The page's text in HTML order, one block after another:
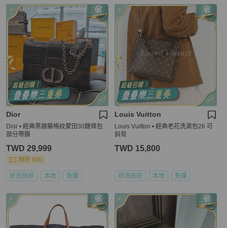
Dior
Dior • 經典黑銀藤格紋蒙田30鏈條包
部分帶膜
TWD 29,999
現折 800
狀況良好 本地 免運
Louis Vuitton
Louis Vuitton • 經典老花洗漱包26 可
斜背
TWD 15,800
狀況良好 本地 免運